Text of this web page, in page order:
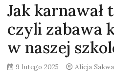
Jak karnawał
czyli zabawa
w naszej
9 lutego 2025 Alicja Sakwa